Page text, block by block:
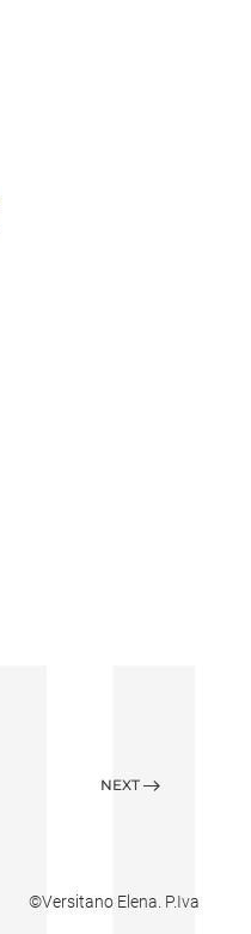
NEXT
©Versitano Elena. P.Iva